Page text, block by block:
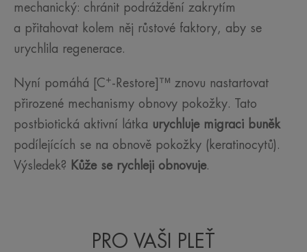
mechanický: chránit podráždění zakrytím
a přitahovat kolem něj růstové faktory, aby se
urychlila regenerace.
Nyní pomáhá [C+-Restore]™ znovu nastartovat
přirozené mechanismy obnovy pokožky. Tato
postbiotická aktivní látka urychluje migraci buněk
podílejících se na obnově pokožky (keratinocytů).
Výsledek?
Kůže se rychleji obnovuje.
PRO VAŠI PLEŤ